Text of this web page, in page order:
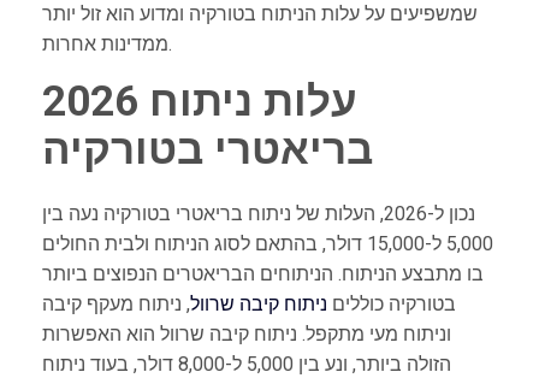
שמשפיעים על עלות הניתוח בטורקיה ומדוע הוא זול יותר
ממדינות אחרות.
2026
בריאטרי בטורקיה
נכון ל-2026, העלות של ניתוח בריאטרי בטורקיה נעה בין
5,000 ל-15,000 דולר, בהתאם לסוג הניתוח ולבית החולים
בו מתבצע הניתוח. הניתוחים הבריאטרים הנפוצים ביותר
בטורקיה כוללים ניתוח קיבה שרוול, ניתוח מעקף קיבה
וניתוח מעי מתקפל. ניתוח קיבה שרוול הוא האפשרות
הזולה ביותר, ונע בין 5,000 ל-8,000 דולר, בעוד ניתוח